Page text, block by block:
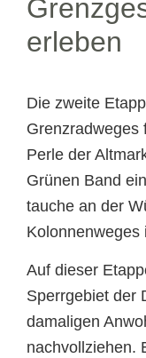
erleben
Die zweite
Grenzradweges
Perle der
Grünen Band
tauche an der
Kolonnenweges
Auf dieser
Sperrgebiet der
damaligen
nachvollziehen.